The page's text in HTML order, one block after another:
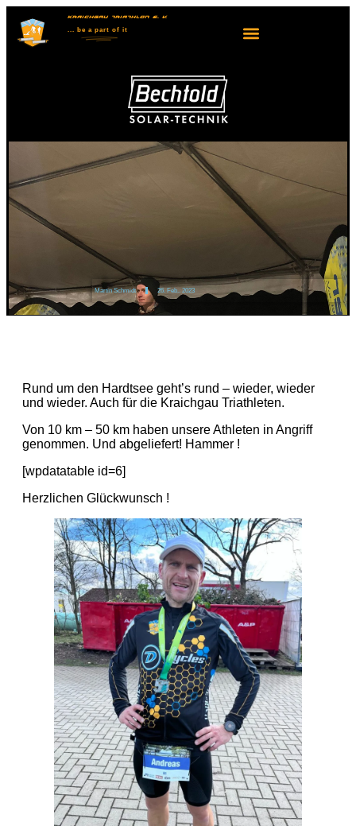
KRAICHGAU TRIATHLON E. V.
... bea part of it
Martin Schmidt 26. Feb.. 2023
Rund um den Hardtsee geht’s rund – wieder, wieder
und wieder. Auch für die Kraichgau Triathleten.
Von 10 km – 50 km haben unsere Athleten in Angriff
genommen. Und abgeliefert! Hammer !
[wpdatatable id=6]
Herzlichen Glückwunsch !